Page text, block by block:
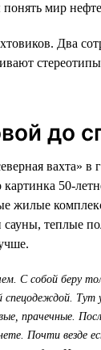
понять мир
Два
до
вахта» в
50-
жилые
теплые
С собой беру
спецодеждой.
прачечные.
Почти везде